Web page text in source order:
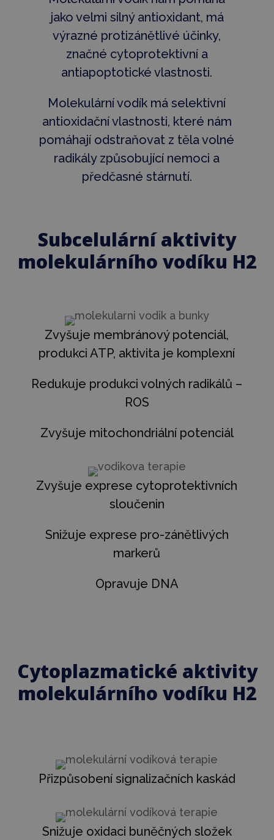
jako velmi silný antioxidant, má
výrazné protizánětlivé účinky,
značné cytoprotektivní a
antiapoptotické vlastnosti.
Molekulární vodík má selektivní
antioxidační vlastnosti, které nám
pomáhají odstraňovat z těla volné
radikály způsobující nemoci a
předčasné stárnutí.
Subcelulární aktivity
molekulárního vodíku H2
Zvyšuje membránový potenciál,
produkci ATP, aktivita je komplexní
Redukuje produkci volných radikálů –
ROS
Zvyšuje mitochondriální potenciál
Zvyšuje exprese cytoprotektivních
sloučenin
Snižuje exprese pro-zánětlivých
markerů
Opravuje DNA
Cytoplazmatické aktivity
molekulárního vodíku H2
Přizpůsobení signalizačních kaskád
Snižuje oxidaci buněčných složek